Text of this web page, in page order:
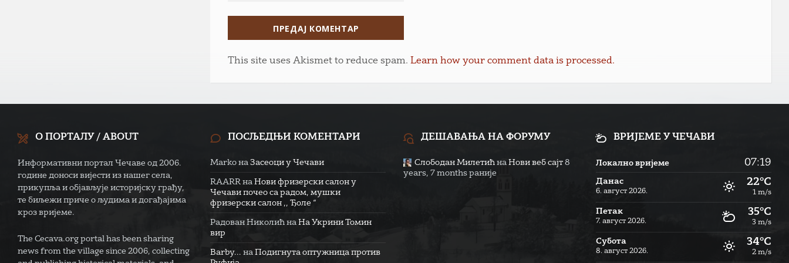
This site uses Akismet to reduce spam.Learn how your comment data is processed.
О ПОРТАЛУ / ABOUT
Информативни портал Чечаве од 2006.
године доноси вијести из нашег села,
прикупља и објављује историјску грађу,
те биљежи приче о људима и догађајима
кроз вријеме.
The Cecava.org portal has been sharing
news from the village since 2006, collecting
ПОСЉЕДЊИ КОМЕНТАРИ
Marko наЗасеоци у Чечави
RAARR наНови фризерски салон у
Чечави почео са радом, мушки
фризерски салон ,, Ђоле “
Радован Николић наНа Укрини Томин
вир
Barby... наПодигнута оптужница против
ДЕШАВАЊА НА ФОРУМУ
Слободан Милетићна Нови веб сајт 8
years, 7 months раније
ВРИЈЕМЕ У ЧЕЧАВИ
Локално вријеме 07:19
Данас
6. август 2026.
22°C
1 m/s
Петак
7. август 2026.
35°C
3 m/s
Субота
8. август 2026.
34°C
2 m/s